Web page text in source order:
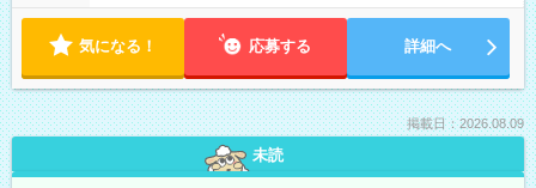
気になる！ 応募する 詳細へ
掲載日：2026.08.09
未読